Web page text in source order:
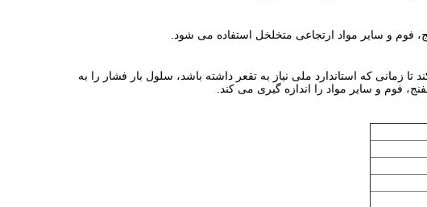
و سایر مواد ارتجاعی متخلخل استفاده می شود.
که استاندارد ملی نیاز به تقعر داشته باشد، سلول بار فشار را به
فوم و سایر مواد را اندازه گیری می کند.